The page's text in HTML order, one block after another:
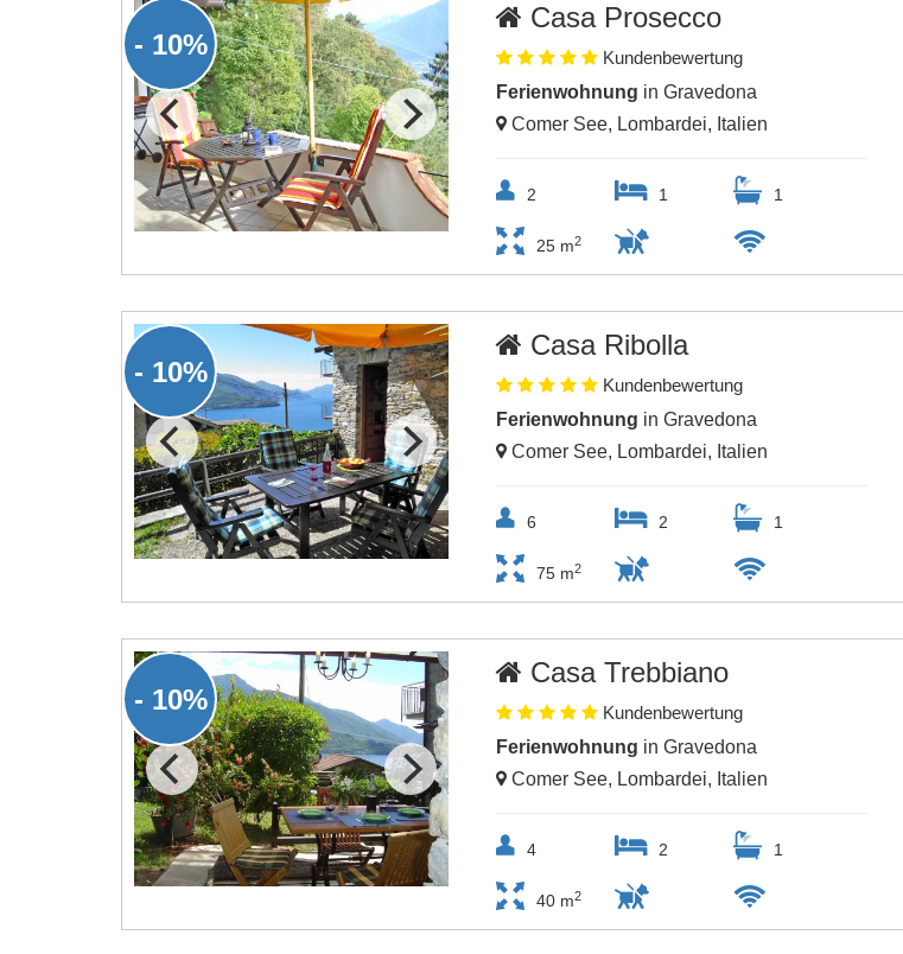
- 10%
Casa Prosecco
Kundenbewertung
Ferienwohnung in Gravedona
Comer See, Lombardei, Italien
2 1 1
25 m2
- 10%
Casa Ribolla
Kundenbewertung
Ferienwohnung in Gravedona
Comer See, Lombardei, Italien
6 2 1
75 m2
- 10%
Casa Trebbiano
Kundenbewertung
Ferienwohnung in Gravedona
Comer See, Lombardei, Italien
4 2 1
40 m2